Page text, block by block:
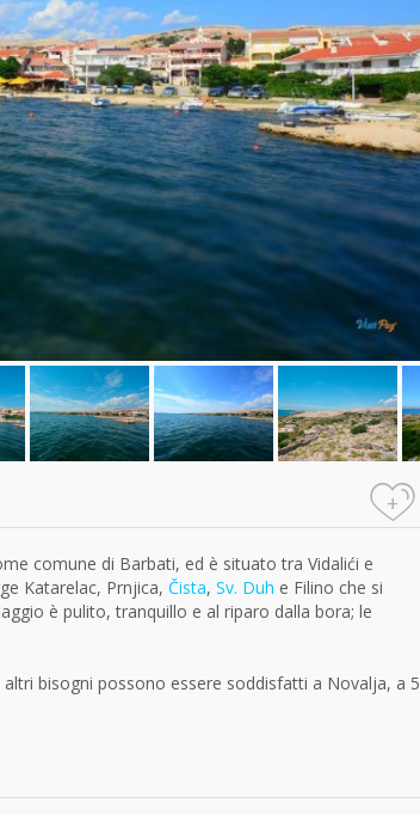
+
comune di Barbati, ed è situato tra Vidalići e
Katarelac, Prnjica, Čista, Sv. Duh e Filino che si
è pulito, tranquillo e al riparo dalla bora; le
bisogni possono essere soddisfatti a Novalja, a 5